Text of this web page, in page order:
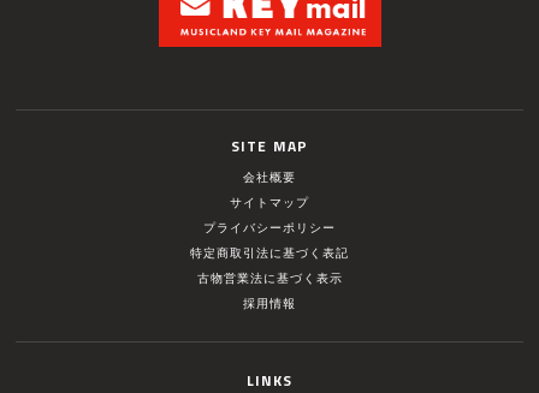
SITE MAP
会社概要
サイトマップ
プライバシーポリシー
特定商取引法に基づく表記
古物営業法に基づく表示
採用情報
LINKS